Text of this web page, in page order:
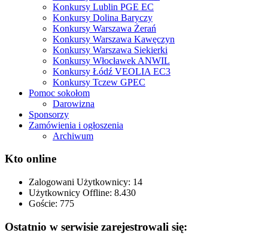
Konkursy Lublin PGE EC
Konkursy Dolina Baryczy
Konkursy Warszawa Żerań
Konkursy Warszawa Kawęczyn
Konkursy Warszawa Siekierki
Konkursy Włocławek ANWIL
Konkursy Łódź VEOLIA EC3
Konkursy Tczew GPEC
Pomoc sokołom
Darowizna
Sponsorzy
Zamówienia i ogłoszenia
Archiwum
Kto online
Zalogowani Użytkownicy: 14
Użytkownicy Offline: 8.430
Goście: 775
Ostatnio w serwisie zarejestrowali się: